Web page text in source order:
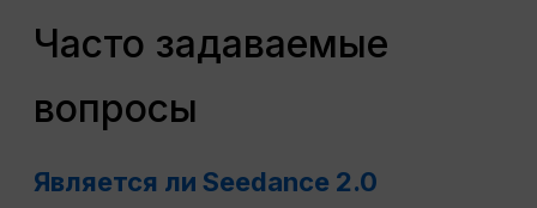
Часто задаваемые
вопросы
Является ли Seedance 2.0